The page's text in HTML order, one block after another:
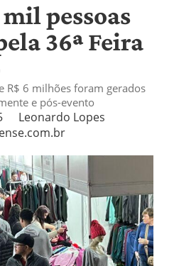
pessoas
36ª Feira
R$ 6 milhões foram gerados
e pós-evento
Leonardo Lopes